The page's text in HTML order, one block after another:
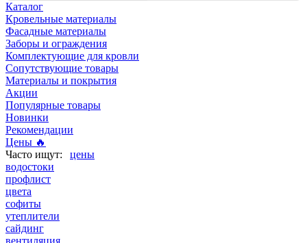
Каталог
Кровельные материалы
Фасадные материалы
Заборы и ограждения
Комплектующие для кровли
Сопутствующие товары
Материалы и покрытия
Акции
Популярные товары
Новинки
Рекомендации
Цены 🔥
цены
водостоки
профлист
цвета
софиты
утеплители
сайдинг
вентиляция